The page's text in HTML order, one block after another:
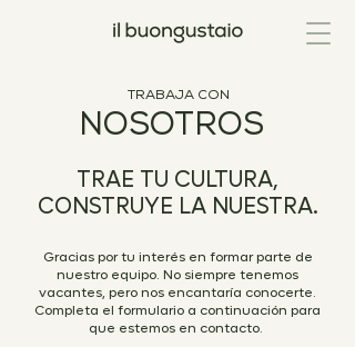
TRABAJA CON
NOSOTROS
TRAE TU CULTURA,
CONSTRUYE LA NUESTRA.
Gracias por tu interés en formar parte de
nuestro equipo. No siempre tenemos
vacantes, pero nos encantaría conocerte.
Completa el formulario a continuación para
que estemos en contacto.